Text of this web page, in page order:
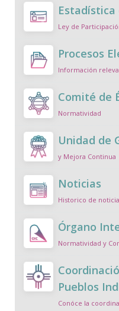
Ley de
Procesos
Información
Comité de
Normatividad
Unidad de
y Mejora Continua
Noticias
Historico de
Órgano
Normatividad y
Pueblos
Conóce la